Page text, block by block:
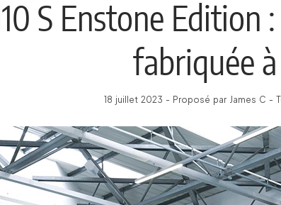
S Enstone
fabriquée
18 juillet 2023 - Proposé par James C -